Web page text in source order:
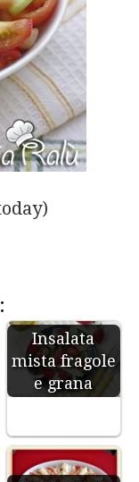
Insalata
mista fragole
e grana